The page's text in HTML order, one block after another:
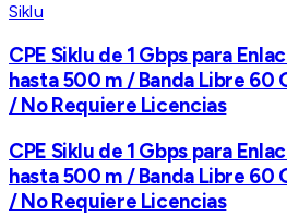
Siklu
CPE Siklu de 1 Gbps para
hasta 500 m / Banda Libre 60
/ No Requiere Licencias
CPE Siklu de 1 Gbps para
hasta 500 m / Banda Libre 60
/ No Requiere Licencias